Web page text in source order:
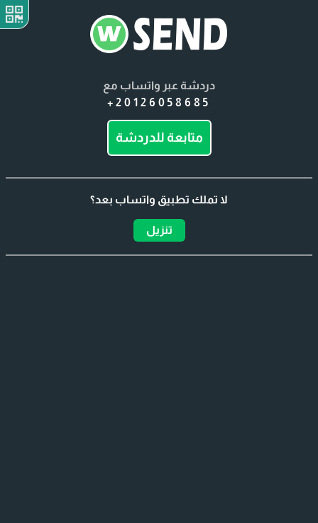
دردشة عبر واتساب مع
+20126058685
متابعة للدردشة
لا تملك تطبيق واتساب بعد؟
تنزيل